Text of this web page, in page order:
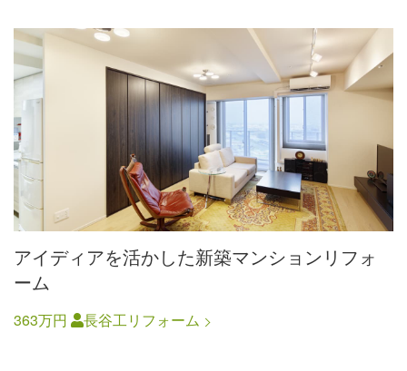
アイディアを活かした新築マンションリフォ
ーム
363万円 長谷工リフォーム